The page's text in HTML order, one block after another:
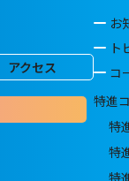
アクセス
お
ト
コ
特進
特
特
特